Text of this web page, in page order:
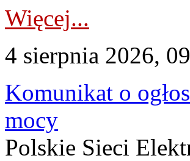
Więcej...
4 sierpnia 2026,
Komunikat o
mocy
Polskie Sieci